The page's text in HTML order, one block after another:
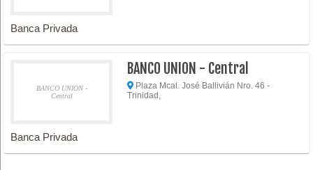
Banca Privada
BANCO UNION -
Central
BANCO UNION - Central
Plaza Mcal. José Ballivián Nro. 46 -
Trinidad,
Banca Privada